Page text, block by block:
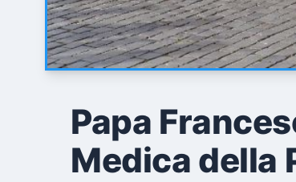
Papa
Medica della